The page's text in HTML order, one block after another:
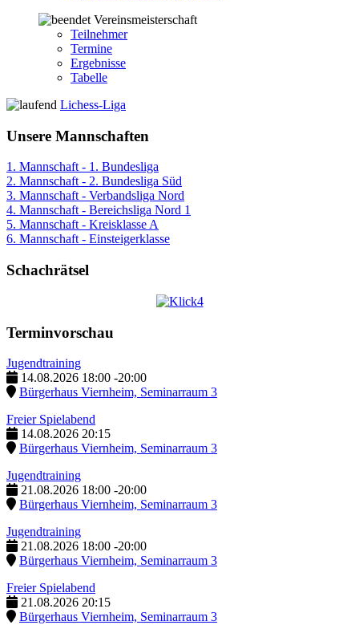
Vereinsmeisterschaft
Teilnehmer
Termine
Ergebnisse
Tabelle
Lichess-Liga
Unsere Mannschaften
1. Mannschaft - 1. Bundesliga
2. Mannschaft - 2. Bundesliga Süd
3. Mannschaft - Verbandsliga Nord
4. Mannschaft - Bereichsliga Nord 1
5. Mannschaft - Kreisklasse A
6. Mannschaft - Einsteigerklasse
Schachrätsel
Terminvorschau
Jugendtraining
14.08.2026 18:00 -20:00
Bürgerhaus Viernheim, Seminarraum 3
Freier Spielabend
14.08.2026 20:15
Bürgerhaus Viernheim, Seminarraum 3
Jugendtraining
21.08.2026 18:00 -20:00
Bürgerhaus Viernheim, Seminarraum 3
Jugendtraining
21.08.2026 18:00 -20:00
Bürgerhaus Viernheim, Seminarraum 3
Freier Spielabend
21.08.2026 20:15
Bürgerhaus Viernheim, Seminarraum 3